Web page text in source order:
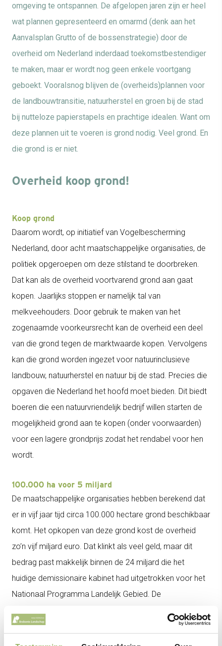
omgeving te ontspannen. De afgelopen jaren zijn er heel
wat plannen gepresenteerd en omarmd (denk aan het
Aanvalsplan Grutto of de bossenstrategie) door de
overheid om Nederland inderdaad toekomstbestendiger
te maken, maar er wordt nog geen enkele voortgang
geboekt. Vooralsnog blijven de (overheids)plannen voor
de landbouwtransitie, natuurherstel en groen bij de stad
bij nutteloze papierstapels en prachtige idealen. Want om
deze plannen uit te voeren is grond nodig. Veel grond. En
die grond is er niet.
Overheid koop grond!
Koop grond
Daarom wordt, op initiatief van Vogelbescherming
Nederland, door acht maatschappelijke organisaties, de
politiek opgeroepen om deze stilstand te doorbreken.
Dat kan als de overheid voortvarend grond aan gaat
kopen. Jaarlijks stoppen er namelijk tal van
melkveehouders. Door gebruik te maken van het
zogenaamde voorkeursrecht kan de overheid een deel
van die grond tegen de marktwaarde kopen. Vervolgens
kan die grond worden ingezet voor natuurinclusieve
landbouw, natuurherstel en natuur bij de stad. Precies die
opgaven die Nederland het hoofd moet bieden. Dit biedt
boeren die een natuurvriendelijk bedrijf willen starten de
mogelijkheid grond aan te kopen (onder voorwaarden)
voor een lagere grondprijs zodat het rendabel voor hen
wordt.
100.000 ha voor 5 miljard
De maatschappelijke organisaties hebben berekend dat
er in vijf jaar tijd circa 100.000 hectare grond beschikbaar
komt. Het opkopen van deze grond kost de overheid
zo’n vijf miljard euro. Dat klinkt als veel geld, maar dit
bedrag past makkelijk binnen de 24 miljard die het
huidige demissionaire kabinet had uitgetrokken voor het
Nationaal Programma Landelijk Gebied. De
politieke partijen de oproep overnemen, zodat welke
coalitie er straks ook komt, deze kiest voor deze